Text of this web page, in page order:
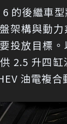
的後繼車
架構與動
投放目標
2.5 升四
油電複合